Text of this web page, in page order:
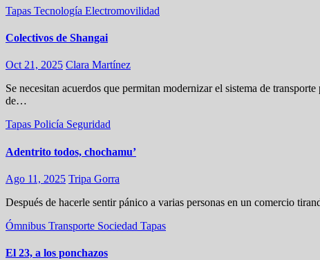
Tapas Tecnología Electromovilidad
Colectivos de Shangai
Oct 21, 2025 Clara Martínez
Se necesitan acuerdos que permitan modernizar el sistema de
de…
Tapas Policía Seguridad
Adentrito todos, chochamu’
Ago 11, 2025 Tripa Gorra
Después de hacerle sentir pánico a varias personas en un comercio
Ómnibus Transporte Sociedad Tapas
El 23, a los ponchazos